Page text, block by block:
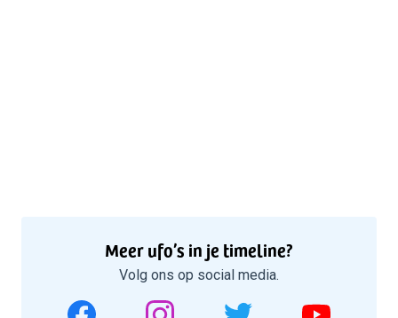
Meer ufo’s in je timeline?
Volg ons op social media.